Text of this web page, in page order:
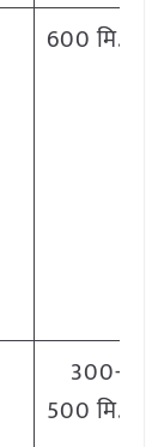
600 मि.ली
300-
500 मि.ली